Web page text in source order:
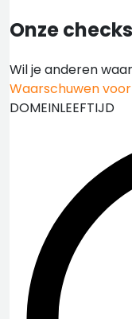
Onze checks
Wil je anderen
Waarschuwen
DOMEINLEEFTIJD